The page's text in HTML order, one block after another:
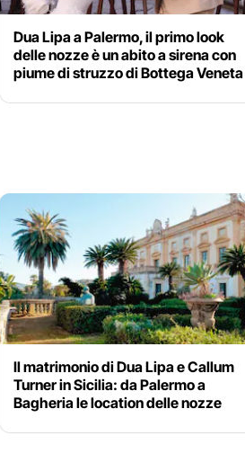
Dua Lipa a Palermo, il primo look
delle nozze è un abito a sirena con
piume di struzzo di Bottega Veneta
Il matrimonio di Dua Lipa e Callum
Turner in Sicilia: da Palermo a
Bagheria le location delle nozze